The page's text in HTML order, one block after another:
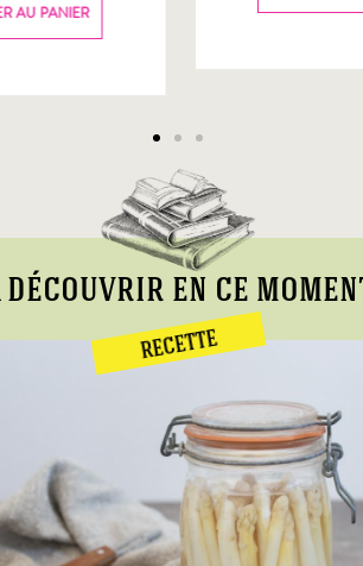
AU PANIER
découvrir en ce
RECETTE